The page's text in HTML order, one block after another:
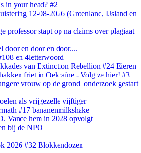
in your head? #2
12-08-2026 (Groenland, IJsland en
professor stapt op na claims over plagiaat
door en door en door....
en 4letterwoord
van Extinction Rebellion #24 Eieren
friet in Oekraïne - Volg ze hier! #3
vrouw op de grond, onderzoek gestart
als vrijgezelle vijftiger
#17 bananenmilkshake
Vance hem in 2028 opvolgt
bij de NPO
2026 #32 Blokkendozen